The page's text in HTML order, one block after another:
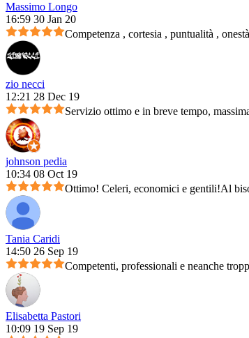
Massimo Longo
16:59 30 Jan 20
Competenza , cortesia , puntualità ,
zio necci
12:21 28 Dec 19
Servizio ottimo e in breve tempo,
johnson pedia
10:34 08 Oct 19
Ottimo! Celeri, economici e gentili!Al
Tania Caridi
14:50 26 Sep 19
Competenti, professionali e neanche
Elisabetta Pastori
10:09 19 Sep 19